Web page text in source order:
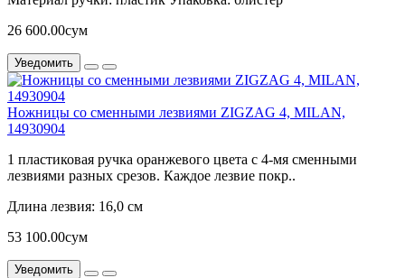
26 600.00сум
Уведомить
Ножницы со сменными лезвиями ZIGZAG 4, MILAN,
14930904
1 пластиковая ручка оранжевого цвета с 4-мя сменными
лезвиями разных срезов. Каждое лезвие покр..
Длина лезвия: 16,0 см
53 100.00сум
Уведомить